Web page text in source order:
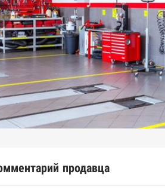
продавца